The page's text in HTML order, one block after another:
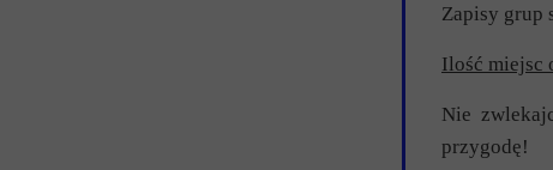
Zapisy grup
Ilość miejsc
Nie
przygodę!